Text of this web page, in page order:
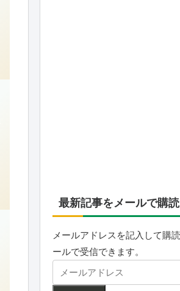
最新記事をメールで購読
メールアドレスを記入して購
ールで受信できます。